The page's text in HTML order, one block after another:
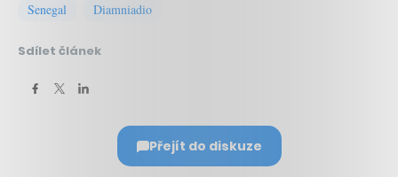
Senegal Diamniadio
Sdílet článek
Přejít do diskuze